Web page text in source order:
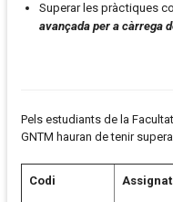
Superar les pràctiques
avançada per a càrrega
Pels estudiants de la
GNTM hauran de tenir
Codi